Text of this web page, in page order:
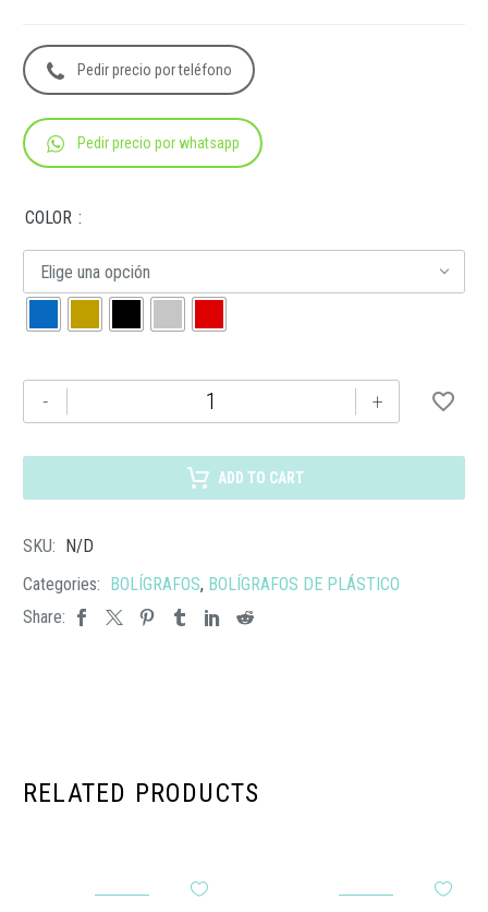
Pedir precio por teléfono
Pedir precio por whatsapp
COLOR
Elige una opción
-
19014
cantidad
+
ADD TO CART
SKU: N/D
Categories: BOLÍGRAFOS, BOLÍGRAFOS DE PLÁSTICO
Share:
RELATED PRODUCTS